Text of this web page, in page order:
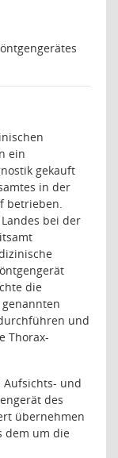
ein
gekauft
in der
betrieben.
bei der
die
und
Thorax-
Aufsichts- und
des
übernehmen
dem um die